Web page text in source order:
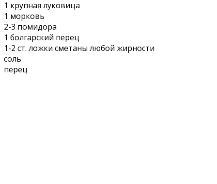
1 крупная луковица
1 морковь
2-3 помидора
1 болгарский перец
1-2 ст. ложки сметаны любой жирности
соль
перец